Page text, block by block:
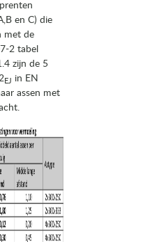
en C) die
met de
2 tabel
zijn de 5
EJ in EN
assen met